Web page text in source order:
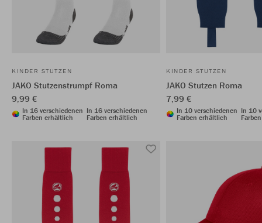
KINDER STUTZEN
JAKO Stutzenstrumpf Roma
9,99 €
In 16 verschiedenen
Farben erhältlich
In 16 verschiedenen
Farben erhältlich
KINDER STUTZEN
JAKO Stutzen Roma
7,99 €
In 10 verschiedenen
Farben erhältlich
In 10